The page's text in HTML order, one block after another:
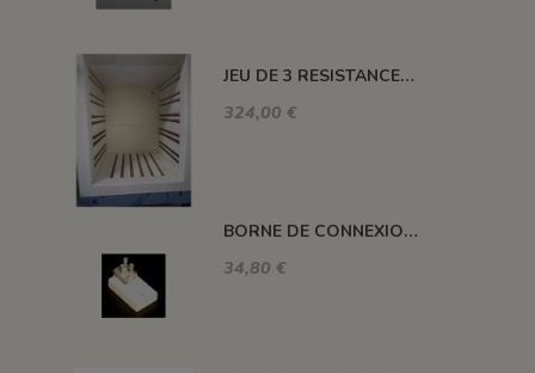
JEU DE 3 RESISTANCES 1300°C HELIOS 110 L
324,00 €
BORNE DE CONNEXION POUR FOUR H, ALFA, DELTA, HC ET SM
34,80 €